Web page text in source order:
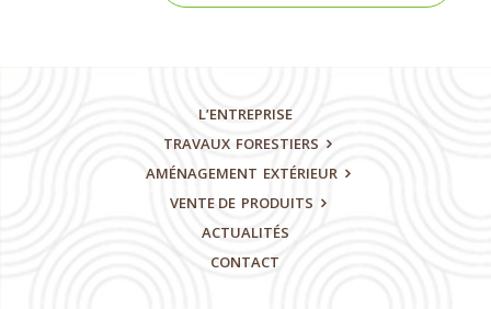
L’ENTREPRISE
TRAVAUX FORESTIERS
AMÉNAGEMENT EXTÉRIEUR
VENTE DE PRODUITS
ACTUALITÉS
CONTACT